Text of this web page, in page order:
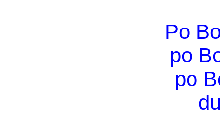
Po
po
po